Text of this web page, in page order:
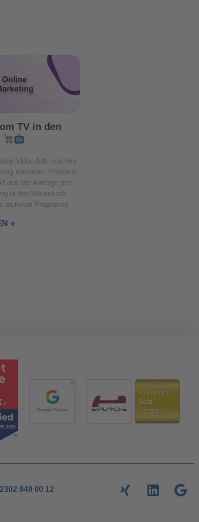
TV in den
Video Ads machen
interaktiv: Produkte
aus der Anzeige per
in den Warenkorb
laufende Programm
»
949 00 12